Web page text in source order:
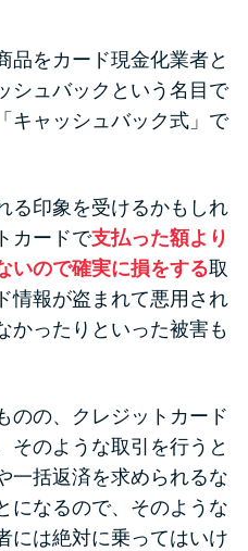
品をカード現金化業者と
シュバックという名目で
キャッシュバック式」で
る印象を受けるかもしれ
カードで支払った額より
いので確実に損をする取
情報が盗まれて悪用され
かったりといった被害も
のの、クレジットカード
そのような取引を行うと
一括返済を求められるな
になるので、そのような
には絶対に乗ってはいけ